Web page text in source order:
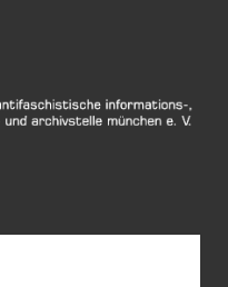
info@aida-archiv.de